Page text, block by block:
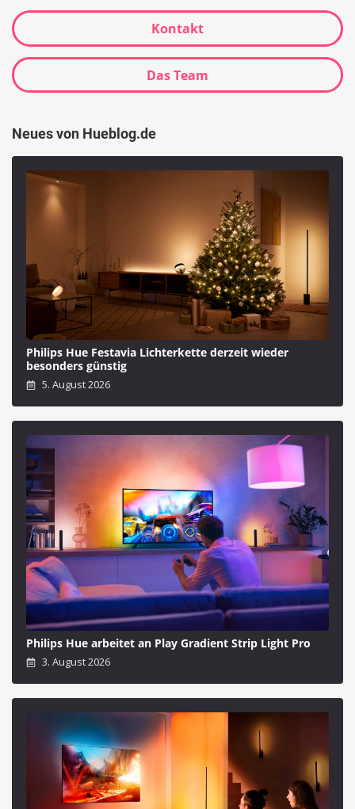
Kontakt
Das Team
Neues von Hueblog.de
Philips Hue Festavia Lichterkette derzeit wieder
besonders günstig
5. August 2026
Philips Hue arbeitet an Play Gradient Strip Light Pro
3. August 2026